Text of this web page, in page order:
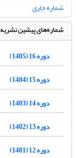
شماره جاری
شماره‌های پیشین نشریه
دوره 16 (1405)
دوره 15 (1404)
دوره 14 (1403)
دوره 13 (1402)
دوره 12 (1401)